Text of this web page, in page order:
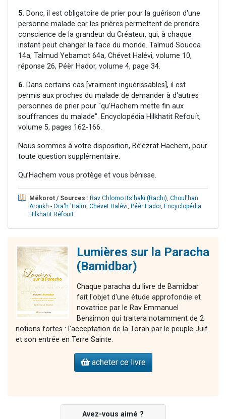
5. Donc, il est obligatoire de prier pour la guérison d'une
personne malade car les prières permettent de prendre
conscience de la grandeur du Créateur, qui, à chaque
instant peut changer la face du monde. Talmud Soucca
14a, Talmud Yebamot 64a, Chévet Halévi, volume 10,
réponse 26, Péèr Hador, volume 4, page 34.
6. Dans certains cas [vraiment inguérissables], il est
permis aux proches du malade de demander à d'autres
personnes de prier pour "qu'Hachem mette fin aux
souffrances du malade". Encyclopédia Hilkhatit Refouït,
volume 5, pages 162-166.
Nous sommes à votre disposition, Bé’ézrat Hachem, pour
toute question supplémentaire.
Qu’Hachem vous protège et vous bénisse.
Mékorot / Sources : Rav Chlomo Its'haki (Rachi), Choul'han
Aroukh - Ora'h 'Haim, Chévet Halévi, Péèr Hador, Encyclopédia
Hilkhatit Réfouit.
Lumières sur la Paracha
(Bamidbar)
Chaque paracha du livre de Bamidbar
fait l'objet d'une étude approfondie et
novatrice par le Rav Emmanuel
Bensimon qui traitera notamment de 2
notions fortes : l'acceptation de la Torah par le peuple Juif
et son entrée en Terre Sainte.
acheter ce livre
Avez-vous aimé ?